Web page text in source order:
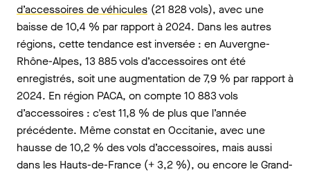
d’accessoires de véhicules (21 828 vols), avec une
baisse de 10,4 % par rapport à 2024. Dans les autres
régions, cette tendance est inversée : en Auvergne-
Rhône-Alpes, 13 885 vols d’accessoires ont été
enregistrés, soit une augmentation de 7,9 % par rapport à
2024. En région PACA, on compte 10 883 vols
d’accessoires : c'est 11,8 % de plus que l’année
précédente. Même constat en Occitanie, avec une
hausse de 10,2 % des vols d’accessoires, mais aussi
dans les Hauts-de-France (+ 3,2 %), ou encore le Grand-